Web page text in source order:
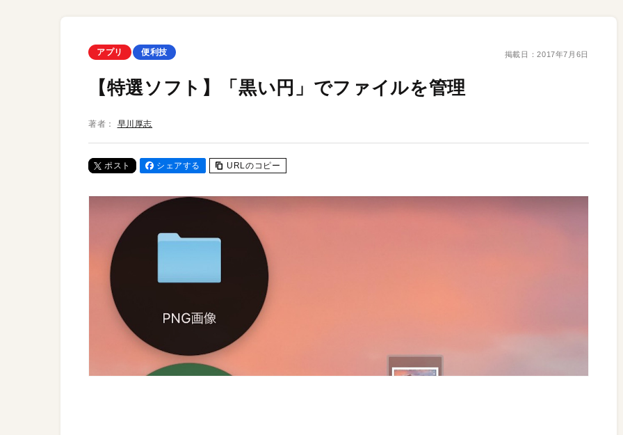
アプリ 便利技 掲載日：2017年7月6日
【特選ソフト】「黒い円」でファイルを管理
著者： 早川厚志
ポスト シェアする URLのコピー